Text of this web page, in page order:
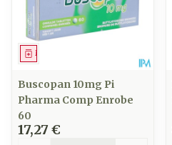
Médicament
Buscopan 10mg Pi
Pharma Comp Enrobe
60
17,27 €